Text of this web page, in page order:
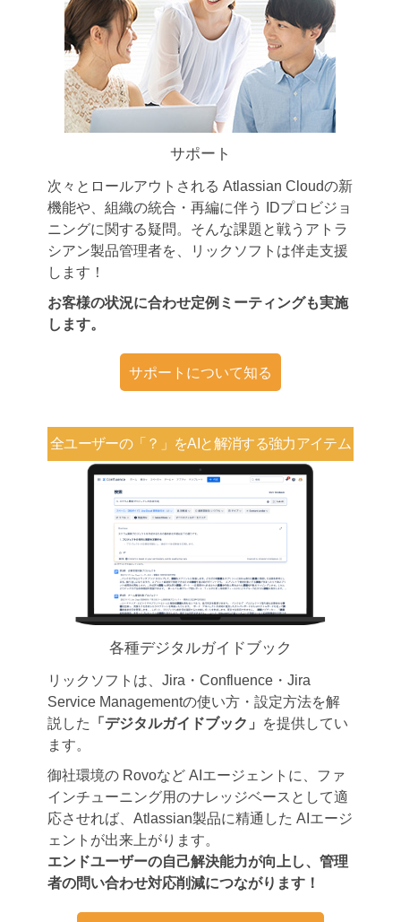
サポート
次々とロールアウトされる Atlassian Cloudの新
機能や、組織の統合・再編に伴う IDプロビジョ
ニングに関する疑問。そんな課題と戦うアトラ
シアン製品管理者を、リックソフトは伴走支援
します！
お客様の状況に合わせ定例ミーティングも実施
します。
サポートについて知る
全ユーザーの「？」をAIと解消する強力アイテム
各種デジタルガイドブック
リックソフトは、Jira・Confluence・Jira
Service Managementの使い方・設定方法を解
説した
「デジタルガイドブック」 を提供してい
ます。
御社環境の Rovoなど AIエージェントに、ファ
インチューニング用のナレッジベースとして適
応させれば、Atlassian製品に精通した AIエージ
ェントが出来上がります。
エンドユーザーの自己解決能力が向上し、管理
者の問い合わせ対応削減につながります！